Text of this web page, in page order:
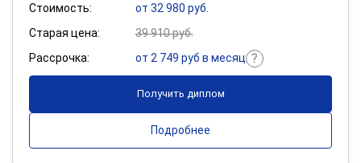
Стоимость:
от 32 980 руб.
Старая цена:
39 910 руб.
Рассрочка:
от 2 749 руб в месяц
Получить диплом
Подробнее